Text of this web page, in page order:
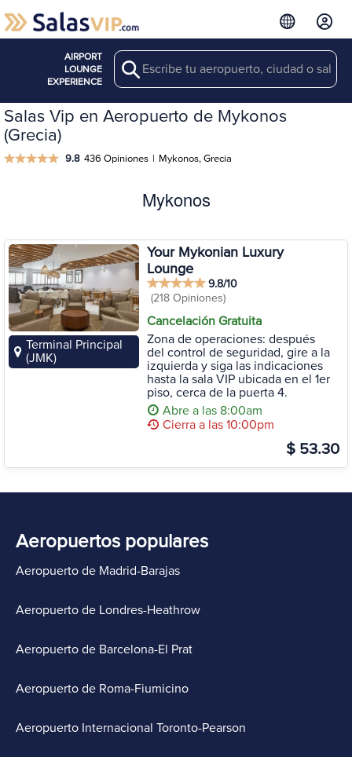
AIRPORT
LOUNGE
EXPERIENCE
Search
Salas Vip en Aeropuerto de Mykonos
(Grecia)
9.8 436 Opiniones | Mykonos, Grecia
Mykonos
Terminal Principal
(JMK)
Your Mykonian Luxury
Lounge
9.8/10
(218 Opiniones)
Cancelación Gratuita
Zona de operaciones: después
del control de seguridad, gire a la
izquierda y siga las indicaciones
hasta la sala VIP ubicada en el 1er
piso, cerca de la puerta 4.
Abre a las 8:00am
Cierra a las 10:00pm
$ 53.30
Aeropuertos populares
Aeropuerto de Madrid-Barajas
Aeropuerto de Londres-Heathrow
Aeropuerto de Barcelona-El Prat
Aeropuerto de Roma-Fiumicino
Aeropuerto Internacional Toronto-Pearson